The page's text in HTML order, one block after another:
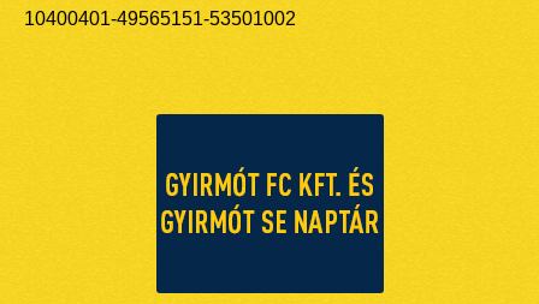
10400401-49565151-53501002